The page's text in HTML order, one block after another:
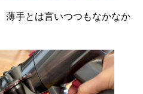
薄手とは言いつつもなかなか